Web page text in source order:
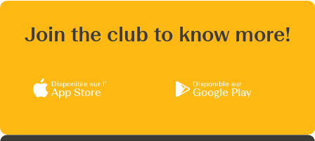
Join the club to know more!
Disponible sur l’
App Store
Disponible sur
Google Play